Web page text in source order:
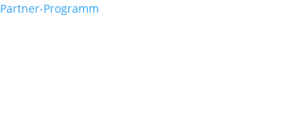
Partner-Programm